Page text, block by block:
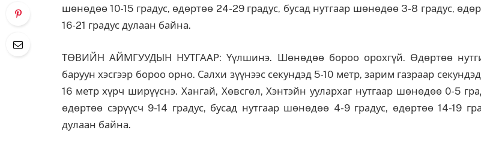
шөнөдөө 10-15 градус, өдөртөө 24-29 градус, бусад нутгаар шөнөдөө 3-8 градус,
16-21 градус дулаан байна.
ТӨВИЙН АЙМГУУДЫН НУТГААР: Үүлшинэ. Шөнөдөө бороо орохгүй. Өдөртөө
баруун хэсгээр бороо орно. Салхи зүүнээс секундэд 5-10 метр, зарим газраар
16 метр хүрч ширүүснэ. Хангай, Хөвсгөл, Хэнтэйн уулархаг нутгаар шөнөдөө 0-5
өдөртөө сэрүүсч 9-14 градус, бусад нутгаар шөнөдөө 4-9 градус, өдөртөө 14-19
дулаан байна.